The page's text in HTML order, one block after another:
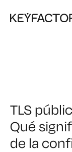
TLS
Qué
de la